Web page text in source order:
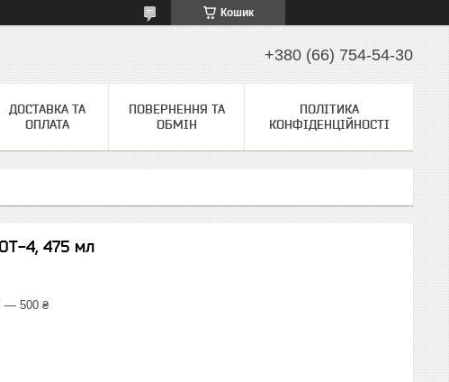
Кошик
+380 (66) 754-54-30
ДОСТАВКА ТА
ОПЛАТА
ПОВЕРНЕННЯ ТА
ОБМІН
ПОЛІТИКА
КОНФІДЕНЦІЙНОСТІ
4, 475 мл
— 500 ₴